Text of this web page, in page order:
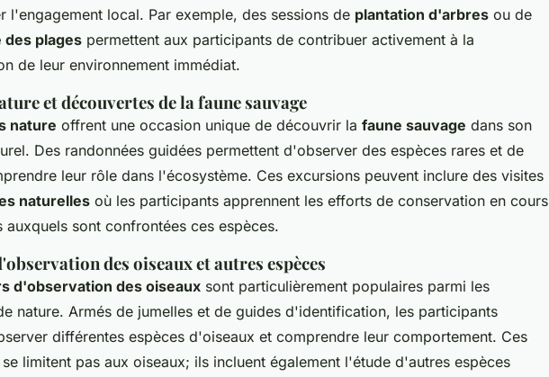
l'engagement local. Par exemple, des sessions de plantation d'arbres ou de
plages permettent aux participants de contribuer activement à la
de leur environnement immédiat.
et découvertes de la faune sauvage
nature offrent une occasion unique de découvrir la faune sauvage dans son
Des randonnées guidées permettent d'observer des espèces rares et de
leur rôle dans l'écosystème. Ces excursions peuvent inclure des visites
naturelles où les participants apprennent les efforts de conservation en cours
auxquels sont confrontées ces espèces.
des oiseaux et autres espèces
d'observation des oiseaux sont particulièrement populaires parmi les
nature. Armés de jumelles et de guides d'identification, les participants
différentes espèces d'oiseaux et comprendre leur comportement. Ces
limitent pas aux oiseaux; ils incluent également l'étude d'autres espèces